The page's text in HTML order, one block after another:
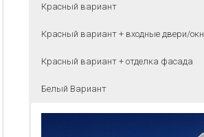
Красный вариант
Красный вариант + входные двери/
Красный вариант + отделка фасада
Белый Вариант